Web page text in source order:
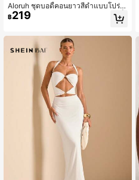
Aloruh ชุดบอดี้คอนยาวสีดำแบบโปร่ง
แบบมินิมอลสำหรับผู้หญิง ประดับหัวเข็
มขัดโลหะ สำหรับฤดูใบไม้ผลิและฤดูร้อ
฿219